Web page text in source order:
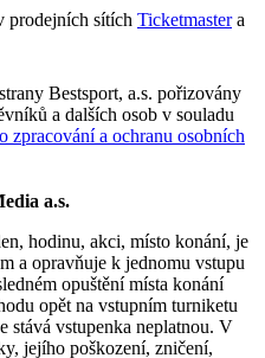
prodejních sítích Ticketmastera
Bestsport, a.s. pořizovány
a dalších osob v souladu
zpracování a ochranu osobních
a.s.
hodinu, akci, místo konání, je
a opravňuje k jednomu vstupu
opuštění místa konání
opět na vstupním turniketu
stává vstupenka neplatnou. V
jejího poškození, zničení,